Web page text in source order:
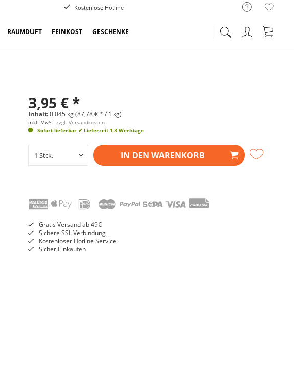
Kostenlose Hotline
RAUMDUFT FEINKOST GESCHENKE
3,95 € *
Inhalt:0.045 kg (87,78 € * / 1 kg)
inkl. MwSt.zzgl. Versandkosten
Sofort lieferbar ✔ Lieferzeit 1-3 Werktage
IN DEN WARENKORB
Gratis Versand ab 49€
Sichere SSL Verbindung
Kostenloser Hotline Service
Sicher Einkaufen